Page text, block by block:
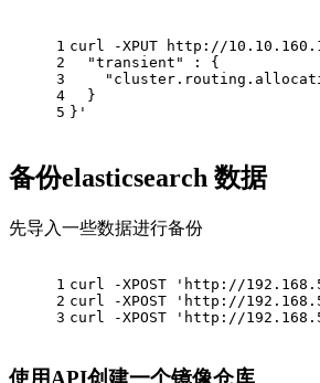
1
2
3
4
5
curl -XPUT http://
  "transient" : {
  }
}'
备份elasticsearch 数据
先导入一些数据进行备份
1
2
3
curl -XPOST 'http://
curl -XPOST 'http://
curl -XPOST 'http://
使用API创建一个镜像仓库